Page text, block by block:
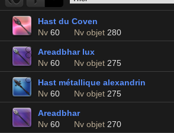
Hast du Coven
Nv 60 Nv objet 280
Areadbhar lux
Nv 60 Nv objet 275
Hast métallique alexandrin
Nv 60 Nv objet 275
Areadbhar
Nv 60 Nv objet 270